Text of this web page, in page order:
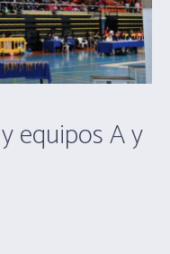
equipos A y